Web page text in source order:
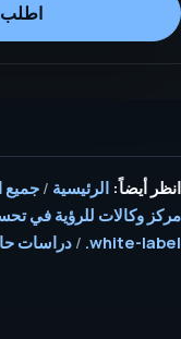
انظر أيضاً: الرئيسية /جميع
مركز وكالات للرؤية في
white-label.
/ دراسات